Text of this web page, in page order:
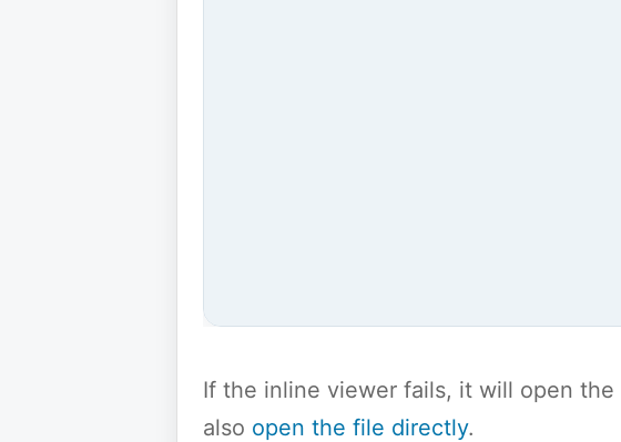
If the inline viewer fails, it will open
also open the file directly.